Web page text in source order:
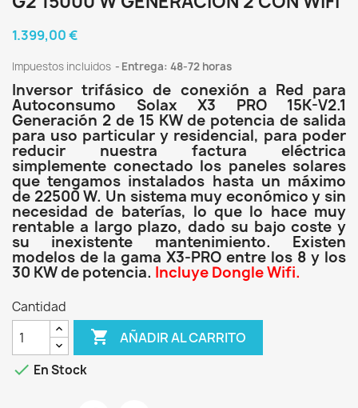
1.399,00 €
Impuestos incluidos Entrega: 48-72 horas
Inversor trifásico de conexión a Red para
Autoconsumo Solax X3 PRO 15K-V2.1
Generación 2 de 15 KW de potencia de salida
para uso particular y residencial, para poder
reducir nuestra factura eléctrica
simplemente conectado los paneles solares
que tengamos instalados hasta un máximo
de 22500 W. Un sistema muy económico y sin
necesidad de baterías, lo que lo hace muy
rentable a largo plazo, dado su bajo coste y
su inexistente mantenimiento. Existen
modelos de la gama X3-PRO entre los 8 y los
30 KW de potencia. Incluye Dongle Wifi.
Cantidad
 AÑADIR AL CARRITO
 En Stock